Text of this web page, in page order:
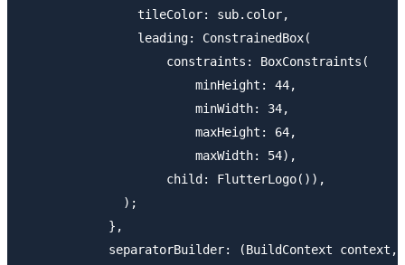
                tileColor: sub.color,
                leading: ConstrainedBox(
                    constraints: BoxConstraints(
                        minHeight: 44,
                        minWidth: 34,
                        maxHeight: 64,
                        maxWidth: 54),
                    child: FlutterLogo()),
              );
            },
separatorBuilder: (BuildContext context,